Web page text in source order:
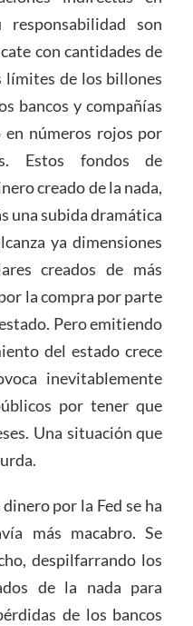
son
con cantidades de
límites de los billones
bancos y compañías
en números rojos por
Estos fondos de
creado de la nada,
una subida dramática
ya dimensiones
creados de más
la compra por parte
Pero emitiendo
del estado crece
inevitablemente
por tener que
Una situación que
por la Fed se ha
más macabro. Se
despilfarrando los
de la nada para
de los bancos